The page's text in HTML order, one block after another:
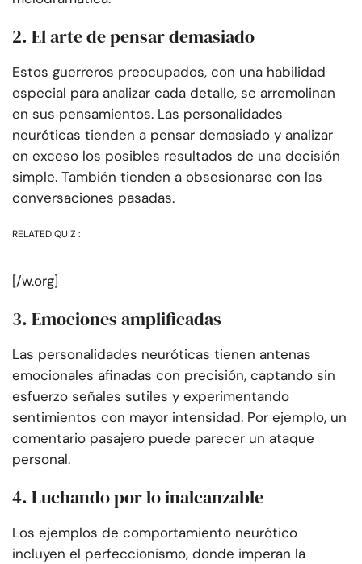
2. El arte de pensar demasiado
Estos guerreros preocupados, con una habilidad
especial para analizar cada detalle, se arremolinan
en sus pensamientos. Las personalidades
neuróticas tienden a pensar demasiado y analizar
en exceso los posibles resultados de una decisión
simple. También tienden a obsesionarse con las
conversaciones pasadas.
RELATED QUIZ :
[/w.org]
3. Emociones amplificadas
Las personalidades neuróticas tienen antenas
emocionales afinadas con precisión, captando sin
esfuerzo señales sutiles y experimentando
sentimientos con mayor intensidad. Por ejemplo, un
comentario pasajero puede parecer un ataque
personal.
4. Luchando por lo inalcanzable
Los ejemplos de comportamiento neurótico
incluyen el perfeccionismo, donde imperan la